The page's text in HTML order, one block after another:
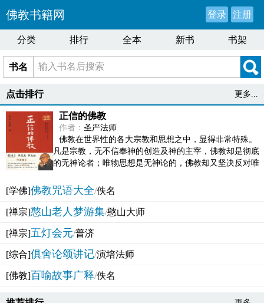
佛教书籍网 登录 注册
分类 排行 全本 新书 书架
书名
点击排行 更多...
正信的佛教
作者： 圣严法师
佛教在世界性的各大宗教和思想之中，显得非常特殊。
凡是宗教，无不信奉神的创造及神的主宰，佛教却是彻底
的无神论者；唯物思想是无神论的，佛教却又坚决反对唯
[学佛]佛教咒语大全/佚名
[禅宗]憨山老人梦游集/憨山大师
[禅宗]五灯会元/普济
[综合]俱舍论颂讲记/演培法师
[佛教]百喻故事广释/佚名